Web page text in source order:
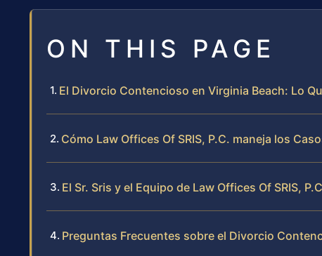
ON THIS PAGE
El Divorcio Contencioso en Virginia Beach: Lo
Cómo Law Offices Of SRIS, P.C. maneja los
El Sr. Sris y el Equipo de Law Offices Of SRIS,
Preguntas Frecuentes sobre el Divorcio